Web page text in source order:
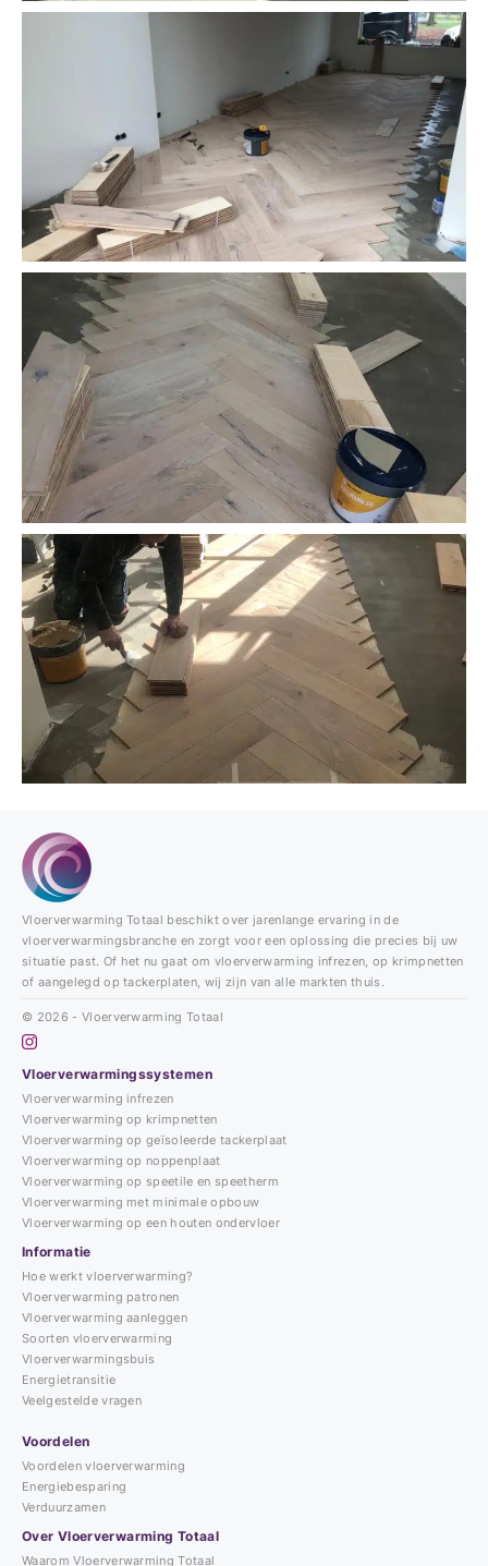
Vloerverwarming Totaal beschikt over jarenlange ervaring in de
vloerverwarmingsbranche en zorgt voor een oplossing die precies bij uw
situatie past. Of het nu gaat om vloerverwarming infrezen, op krimpnetten
of aangelegd op tackerplaten, wij zijn van alle markten thuis.
© 2026 - Vloerverwarming Totaal
Vloerverwarmingssystemen
Vloerverwarming infrezen
Vloerverwarming op krimpnetten
Vloerverwarming op geïsoleerde tackerplaat
Vloerverwarming op noppenplaat
Vloerverwarming op speetile en speetherm
Vloerverwarming met minimale opbouw
Vloerverwarming op een houten ondervloer
Informatie
Hoe werkt vloerverwarming?
Vloerverwarming patronen
Vloerverwarming aanleggen
Soorten vloerverwarming
Vloerverwarmingsbuis
Energietransitie
Veelgestelde vragen
Voordelen
Voordelen vloerverwarming
Energiebesparing
Verduurzamen
Over Vloerverwarming Totaal
Waarom Vloerverwarming Totaal